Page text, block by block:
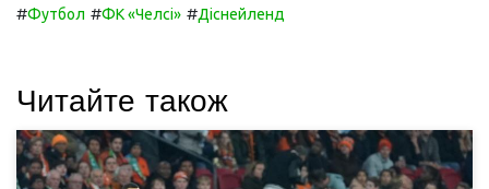
#Футбол #ФК «Челсі» #Діснейленд
Читайте також